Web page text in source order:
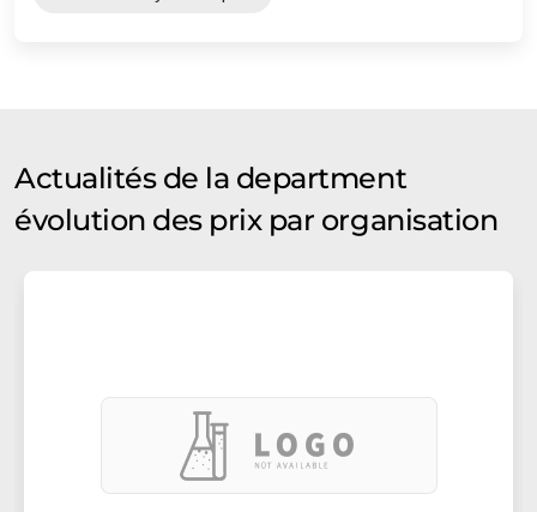
Actualités de la department
évolution des prix par organisation